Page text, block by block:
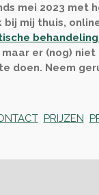
mei 2023 met
bij mij thuis,
er (nog)
doen. Neem
PRIJZEN